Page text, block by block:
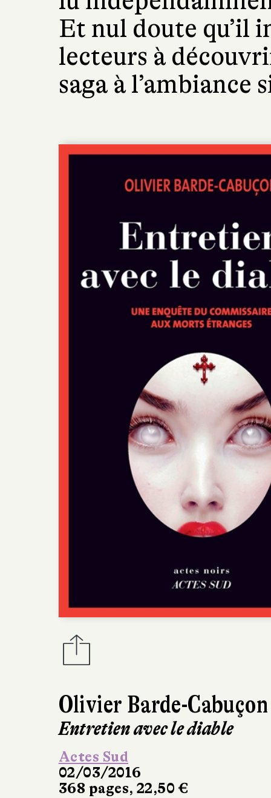
Olivier Barde-Cabuçon
Entretien avec le diable
Actes Sud
02/03/2016
368 pages, 22,50 €
Et nul doute qu’il
lecteurs à
saga à